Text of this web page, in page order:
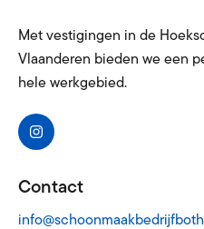
Met vestigingen in de
Vlaanderen bieden we een
hele werkgebied.
Contact